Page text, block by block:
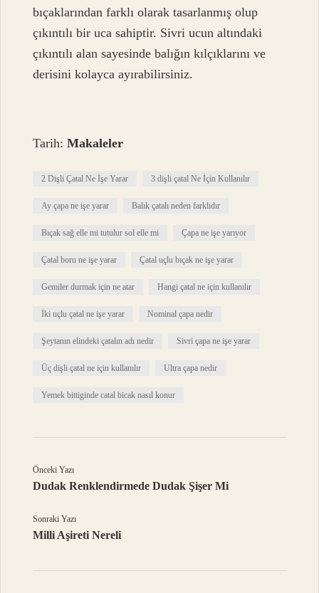
bıçaklarından farklı olarak tasarlanmış olup
çıkıntılı bir uca sahiptir. Sivri ucun altındaki
çıkıntılı alan sayesinde balığın kılçıklarını ve
derisini kolayca ayırabilirsiniz.
Tarih:Makaleler
2 Dişli Çatal Ne İşe Yarar 3 dişli çatal Ne İçin Kullanılır
Ay çapa ne işe yarar Balık çatalı neden farklıdır
Bıçak sağ elle mi tutulur sol elle mi Çapa ne işe yarıyor
Çatal boru ne işe yarar Çatal uçlu bıçak ne işe yarar
Gemiler durmak için ne atar Hangi çatal ne için kullanılır
İki uçlu çatal ne işe yarar Nominal çapa nedir
Şeytanın elindeki çatalın adı nedir Sivri çapa ne işe yarar
Üç dişli çatal ne için kullanılır Ultra çapa nedir
Yemek bittiginde catal bicak nasıl konur
Önceki Yazı
Dudak Renklendirmede Dudak Şişer Mi
Sonraki Yazı
Milli Aşireti Nereli